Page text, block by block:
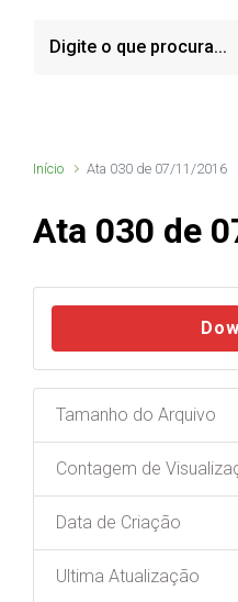
Início Ata 030 de 07/11/2016
Ata 030 de
Tamanho do Arquivo
Contagem de
Data de Criação
Ultima Atualização